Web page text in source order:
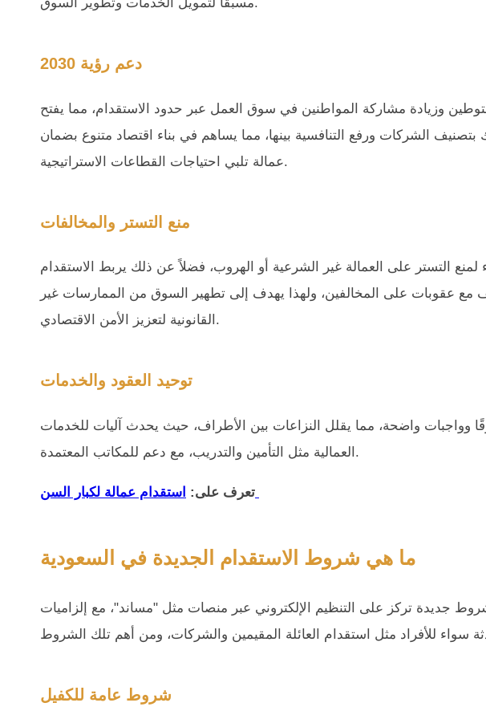
دعم رؤية 2030
وزيادة مشاركة المواطنين في سوق العمل عبر حدود الاستقدام، مما يفتح
بتصنيف الشركات ورفع التنافسية بينها، مما يساهم في بناء اقتصاد متنوع بضمان
عمالة تلبي احتياجات القطاعات الاستراتيجية.
منع التستر والمخالفات
التستر على العمالة غير الشرعية أو الهروب، فضلاً عن ذلك يربط الاستقدام
مع عقوبات على المخالفين، ولهذا يهدف إلى تطهير السوق من الممارسات غير
القانونية لتعزيز الأمن الاقتصادي.
توحيد العقود والخدمات
واضحة، مما يقلل النزاعات بين الأطراف، حيث يحدث آليات للخدمات
العمالية مثل التأمين والتدريب، مع دعم للمكاتب المعتمدة.
تعرف على: استقدام عمالة لكبار السن
ما هي شروط الاستقدام الجديدة في السعودية
جديدة تركز على التنظيم الإلكتروني عبر منصات مثل "مساند"، مع إلزاميات
شروط عامة للكفيل